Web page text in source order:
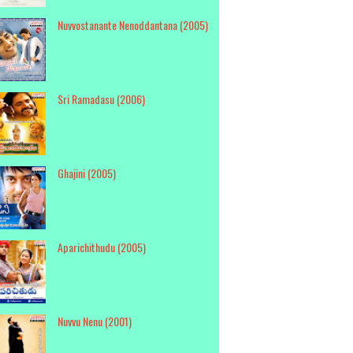
Nuvvostanante Nenoddantana (2005)
Sri Ramadasu (2006)
Ghajini (2005)
Aparichithudu (2005)
Nuvvu Nenu (2001)